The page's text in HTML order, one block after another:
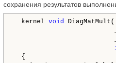
сохранения результатов
__kernel void
{